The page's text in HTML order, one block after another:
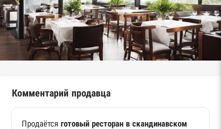
Комментарий продавца
Продаётся готовый ресторан в скандинавском